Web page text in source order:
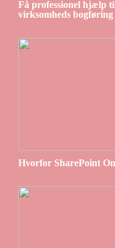
Få professionel hjælp
virksomheds bogføring
Hvorfor SharePoint